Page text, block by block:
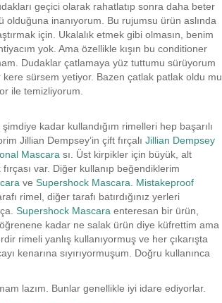
geçici olarak rahatlatıp sonra daha beter
olduğuna inanıyorum. Bu rujumsu ürün aslında
için. Ukalalık etmek gibi olmasın, benim
yok. Ama özellikle kışın bu conditioner
Dudaklar çatlamaya yüz tuttumu sürüyorum
sürsem yetiyor. Bazen çatlak patlak oldu mu
ile temizliyorum.
şimdiye kadar kullandığım rimelleri hep başarılı
Jillian Dempsey’in çift fırçalı Jillian Dempsey
Mascara sı. Üst kirpikler için büyük, alt
var. Diğer kullanıp beğendiklerim
ve Supershock Mascara
Mistakeproof
rimel, diğer tarafı batırdığınız yerleri
Supershock Mascara enteresan bir ürün,
kadar ne salak ürün diye küfrettim ama
rimeli yanlış kullanıyormuş ve her çıkarışta
kenarına sıyırıyormuşum. Doğru kullanınca
lazım. Bunlar genellikle iyi idare ediyorlar.